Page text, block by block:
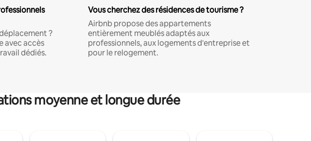
?
avec accès
dédiés.
Vous cherchez des résidences de tourisme ?
Airbnb propose des appartements
entièrement meublés adaptés aux
professionnels, aux logements d'entreprise et
pour le relogement.
moyenne et longue durée